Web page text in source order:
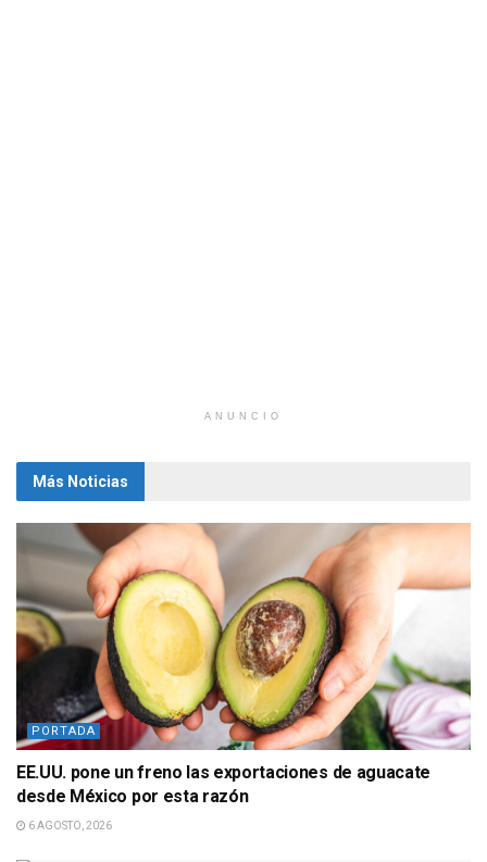
ANUNCIO
Más Noticias
PORTADA
EE.UU. pone un freno las exportaciones de aguacate
desde México por esta razón
6 AGOSTO, 2026